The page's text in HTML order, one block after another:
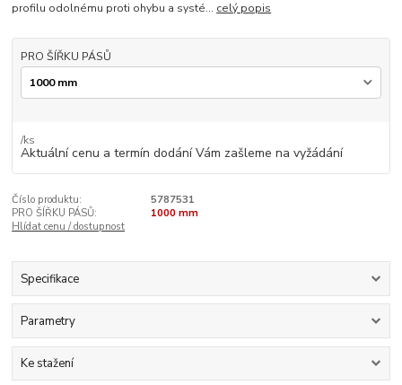
profilu odolnému proti ohybu a systé... celý popis
PRO ŠÍŘKU PÁSŮ
/ks
Aktuální cenu a termín dodání Vám zašleme na vyžádání
Číslo produktu:
5787531
PRO ŠÍŘKU PÁSŮ:
1000 mm
Hlídat cenu / dostupnost
Specifikace
Parametry
Ke stažení